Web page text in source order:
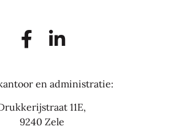
en administratie:
11E,
9240 Zele